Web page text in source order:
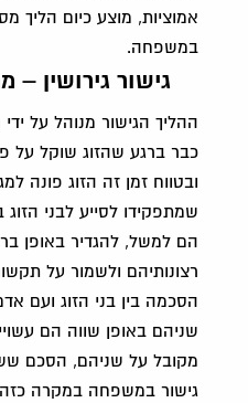
אמוציות, מוצע כיום הליך
במשפחה.
גישור גירושין –
ההליך הגישור מנוהל על
כבר ברגע שהזוג שוקל על
ובטווח זמן זה הזוג פונה
שמתפקידו לסייע לבני
הם למשל, להגדיר באופן
רצונותיהם ולשמור על
הסכמה בין בני הזוג ועם
שניהם באופן שווה הם
מקובל על שניהם, הסכם
גישור במשפחה במקרה